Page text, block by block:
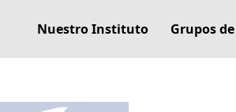
Nuestro Instituto Grupos